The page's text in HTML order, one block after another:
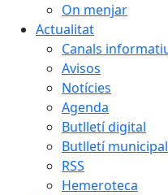
On menjar
Actualitat
Canals
Avisos
Notícies
Agenda
Butlletí digital
Butlletí municipal
RSS
Hemeroteca